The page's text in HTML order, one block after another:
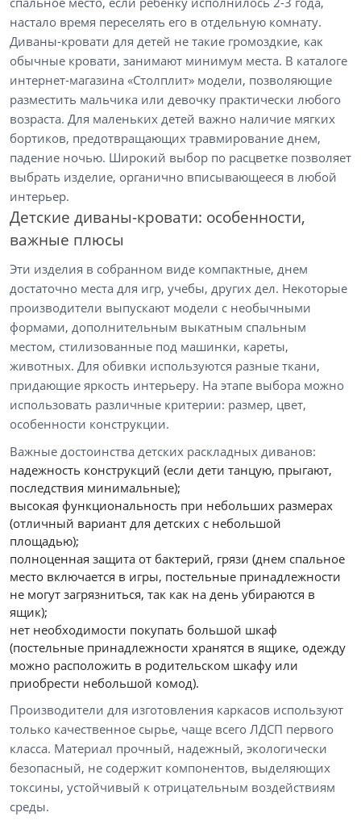
настало время переселять его в отдельную комнату.
Диваны-кровати для детей не такие громоздкие, как
обычные кровати, занимают минимум места. В каталоге
интернет-магазина «Столплит» модели, позволяющие
разместить мальчика или девочку практически любого
возраста. Для маленьких детей важно наличие мягких
бортиков, предотвращающих травмирование днем,
падение ночью. Широкий выбор по расцветке позволяет
выбрать изделие, органично вписывающееся в любой
интерьер.
Детские диваны-кровати: особенности,
важные плюсы
Эти изделия в собранном виде компактные, днем
достаточно места для игр, учебы, других дел. Некоторые
производители выпускают модели с необычными
формами, дополнительным выкатным спальным
местом, стилизованные под машинки, кареты,
животных. Для обивки используются разные ткани,
придающие яркость интерьеру. На этапе выбора можно
использовать различные критерии: размер, цвет,
особенности конструкции.
Важные достоинства детских раскладных диванов:
надежность конструкций (если дети танцую, прыгают,
последствия минимальные);
высокая функциональность при небольших размерах
(отличный вариант для детских с небольшой
площадью);
полноценная защита от бактерий, грязи (днем спальное
место включается в игры, постельные принадлежности
не могут загрязниться, так как на день убираются в
ящик);
нет необходимости покупать большой шкаф
(постельные принадлежности хранятся в ящике, одежду
можно расположить в родительском шкафу или
приобрести небольшой комод).
Производители для изготовления каркасов используют
только качественное сырье, чаще всего ЛДСП первого
класса. Материал прочный, надежный, экологически
безопасный, не содержит компонентов, выделяющих
токсины, устойчивый к отрицательным воздействиям
среды.